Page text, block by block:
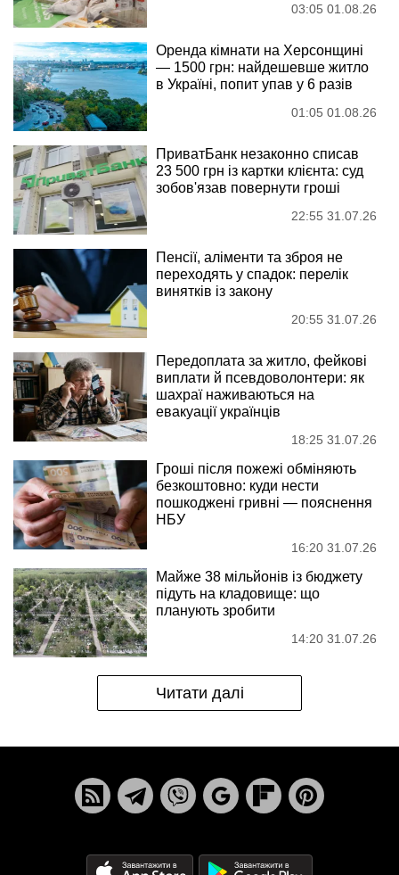
03:05 01.08.26
Оренда кімнати на Херсонщині
— 1500 грн: найдешевше житло
в Україні, попит упав у 6 разів
01:05 01.08.26
ПриватБанк незаконно списав
23 500 грн із картки клієнта: суд
зобов'язав повернути гроші
22:55 31.07.26
Пенсії, аліменти та зброя не
переходять у спадок: перелік
винятків із закону
20:55 31.07.26
Передоплата за житло, фейкові
виплати й псевдоволонтери: як
шахраї наживаються на
евакуації українців
18:25 31.07.26
Гроші після пожежі обміняють
безкоштовно: куди нести
пошкоджені гривні — пояснення
НБУ
16:20 31.07.26
Майже 38 мільйонів із бюджету
підуть на кладовище: що
планують зробити
14:20 31.07.26
Читати далі